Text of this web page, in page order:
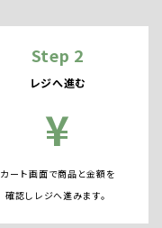
Step 2
レジへ進む
¥
カート画面で商品と金額を
確認しレジへ進みます。